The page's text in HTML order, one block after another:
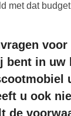
met dat
in uw
u ook
de